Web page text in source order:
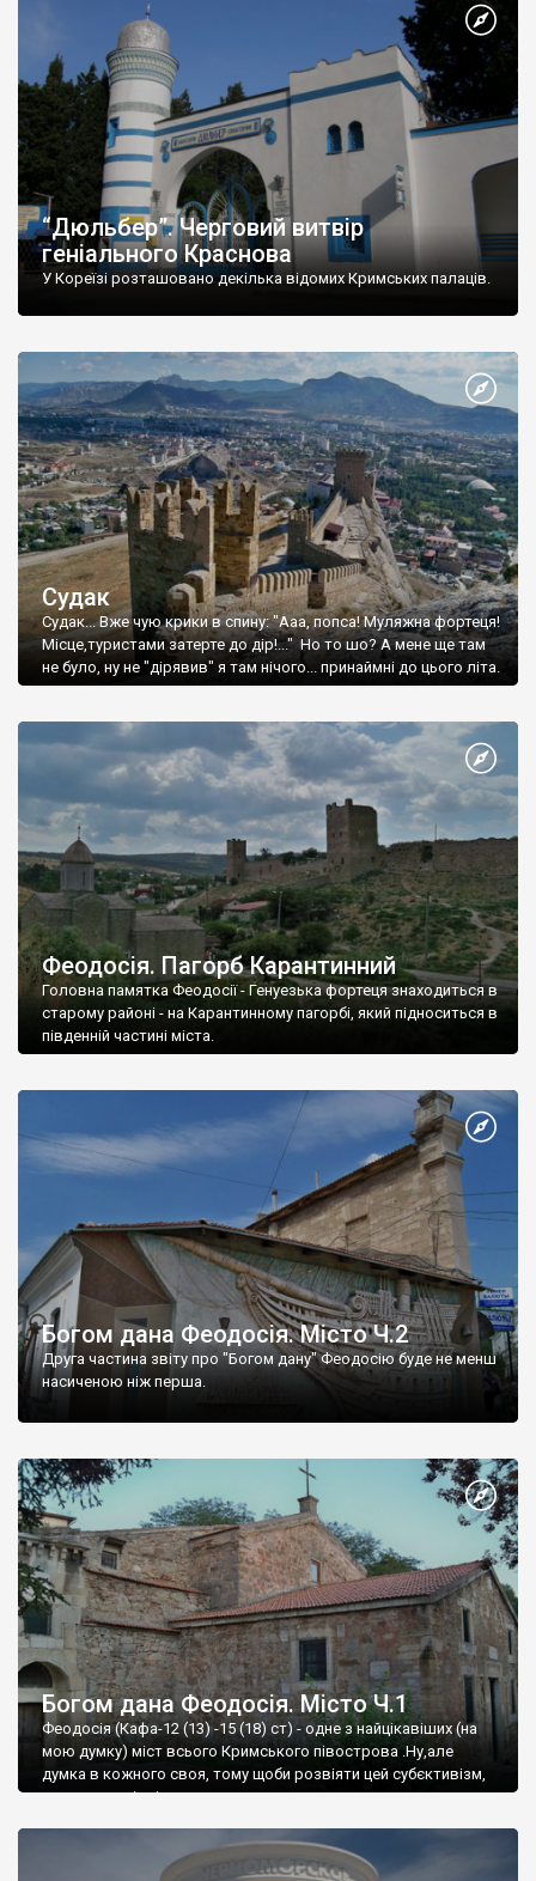
“Дюльбер”. Черговий витвір
геніального Краснова
У Кореїзі розташовано декілька відомих Кримських палаців.
Судак
Судак... Вже чую крики в спину: "Ааа, попса! Муляжна фортеця!
Місце,туристами затерте до дір!..." Но то шо? А мене ще там
не було, ну не "дірявив" я там нічого... принаймні до цього літа.
Феодосія. Пагорб Карантинний
Головна памятка Феодосії - Генуезька фортеця знаходиться в
старому районі - на Карантинному пагорбі, який підноситься в
південній частині міста.
Богом дана Феодосія. Місто Ч.2
Друга частина звіту про "Богом дану" Феодосію буде не менш
насиченою ніж перша.
Богом дана Феодосія. Місто Ч.1
Феодосія (Кафа-12 (13) -15 (18) ст) - одне з найцікавіших (на
мою думку) міст всього Кримського півострова .Ну,але
думка в кожного своя, тому щоби розвіяти цей субєктивізм,
запрошую відвідати це